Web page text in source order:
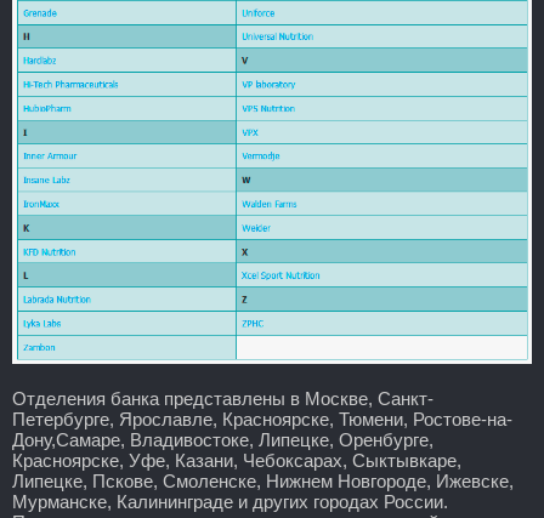
Отделения банка представлены в Москве, Санкт-
Петербурге, Ярославле, Красноярске, Тюмени, Ростове-на-
Дону,Самаре, Владивостоке, Липецке, Оренбурге,
Красноярске, Уфе, Казани, Чебоксарах, Сыктывкаре,
Липецке, Пскове, Смоленске, Нижнем Новгороде, Ижевске,
Мурманске, Калининграде и других городах России.